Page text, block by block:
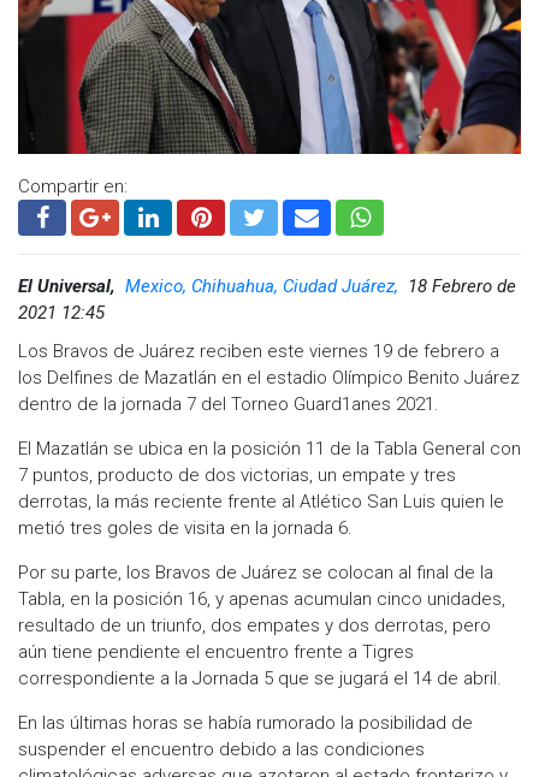
Compartir en:
El Universal, Mexico, Chihuahua, Ciudad Juárez,
18 Febrero de
2021 12:45
Los Bravos de Juárez reciben este viernes 19 de febrero a
los Delfines de Mazatlán en el estadio Olímpico Benito Juárez
dentro de la jornada 7 del Torneo Guard1anes 2021.
El Mazatlán se ubica en la posición 11 de la Tabla General con
7 puntos, producto de dos victorias, un empate y tres
derrotas, la más reciente frente al Atlético San Luis quien le
metió tres goles de visita en la jornada 6.
Por su parte, los Bravos de Juárez se colocan al final de la
Tabla, en la posición 16, y apenas acumulan cinco unidades,
resultado de un triunfo, dos empates y dos derrotas, pero
aún tiene pendiente el encuentro frente a Tigres
correspondiente a la Jornada 5 que se jugará el 14 de abril.
En las últimas horas se había rumorado la posibilidad de
suspender el encuentro debido a las condiciones